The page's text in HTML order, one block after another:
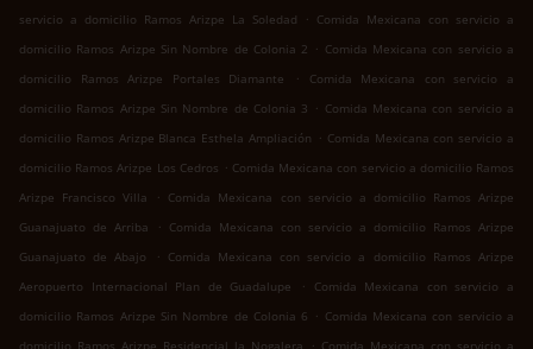
servicio a domicilio Ramos Arizpe La Soledad
. Comida Mexicana con servicio a
domicilio Ramos Arizpe Sin Nombre de Colonia 2 . Comida Mexicana con servicio a
domicilio Ramos Arizpe Portales Diamante
.
Comida Mexicana con servicio a
domicilio Ramos Arizpe Sin Nombre de Colonia 3 . Comida Mexicana con servicio a
domicilio Ramos Arizpe Blanca Esthela Ampliación . Comida Mexicana con servicio a
domicilio Ramos Arizpe Los Cedros . Comida Mexicana con servicio a domicilio Ramos
Arizpe Francisco Villa
. Comida Mexicana con servicio a domicilio Ramos Arizpe
Guanajuato de Arriba
. Comida Mexicana con servicio a domicilio Ramos Arizpe
Guanajuato de Abajo
. Comida Mexicana con servicio a domicilio Ramos Arizpe
Aeropuerto Internacional Plan de Guadalupe
.
Comida Mexicana con servicio a
domicilio Ramos Arizpe Sin Nombre de Colonia 6 . Comida Mexicana con servicio a
.